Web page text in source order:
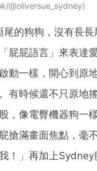
@oliversue_sydney
的狗狗，沒有長
屁屁語言」來表達
動一樣，開心到原
有時候還不只原地
，像電臀機器狗一
搶滿畫面焦點，毫
！」再加上